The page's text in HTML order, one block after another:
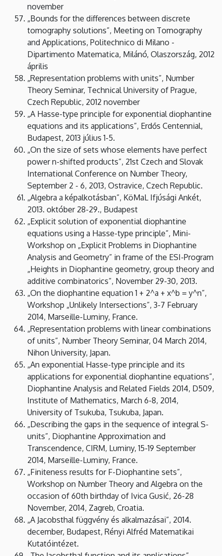
november
„Bounds for the differences between discrete
tomography solutions”, Meeting on Tomography
and Applications, Politechnico di Milano -
Dipartimento Matematica, Milánó, Olaszország, 2012
április
„Representation problems with units”, Number
Theory Seminar, Technical University of Prague,
Czech Republic, 2012 november
„A Hasse-type principle for exponential diophantine
equations and its applications”, Erdős Centennial,
Budapest, 2013 július 1-5.
„On the size of sets whose elements have perfect
power n-shifted products”, 21st Czech and Slovak
International Conference on Number Theory,
September 2 - 6, 2013, Ostravice, Czech Republic.
„Algebra a képalkotásban”, KöMaL Ifjúsági Ankét,
2013. október 28-29., Budapest
„Explicit solution of exponential diophantine
equations using a Hasse-type principle”, Mini-
Workshop on „Explicit Problems in Diophantine
Analysis and Geometry” in frame of the ESI-Program
„Heights in Diophantine geometry, group theory and
additive combinatorics”, November 29-30, 2013.
„On the diophantine equation 1 + 2^a + x^b = y^n”,
Workshop „Unlikely Intersections”, 3-7 February
2014, Marseille-Luminy, France.
„Representation problems with linear combinations
of units”, Number Theory Seminar, 04 March 2014,
Nihon University, Japan.
„An exponential Hasse-type principle and its
applications for exponential diophantine equations”,
Diophantine Analysis and Related Fields 2014, D509,
Institute of Mathematics, March 6-8, 2014,
University of Tsukuba, Tsukuba, Japan.
„Describing the gaps in the sequence of integral S-
units”, Diophantine Approximation and
Transcendence, CIRM, Luminy, 15-19 September
2014, Marseille-Luminy, France.
„Finiteness results for F-Diophantine sets”,
Workshop on Number Theory and Algebra on the
occasion of 60th birthday of Ivica Gusić, 26-28
November, 2014, Zagreb, Croatia.
„A Jacobsthal függvény és alkalmazásai”, 2014.
december, Budapest, Rényi Alfréd Matematikai
Kutatóintézet.